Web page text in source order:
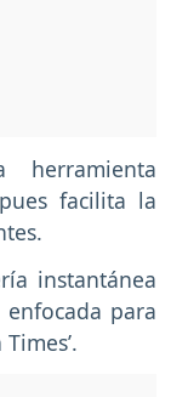
facilita la
instantánea
enfocada para